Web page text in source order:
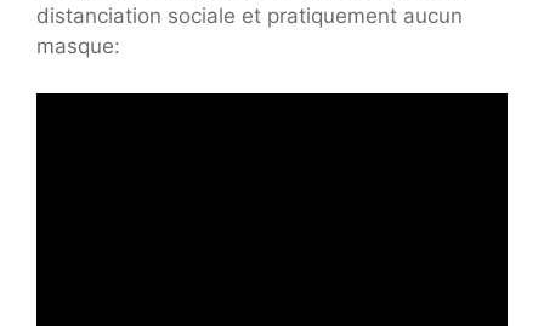
distanciation sociale et pratiquement aucun
masque: